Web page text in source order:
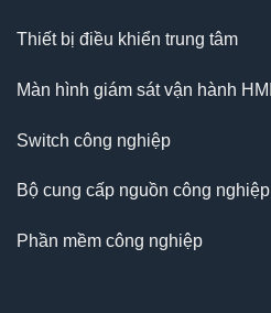
Thiết bị điều khiển trung tâm
Màn hình giám sát vận hành HMI
Switch công nghiệp
Bộ cung cấp nguồn công nghiệp
Phần mềm công nghiệp